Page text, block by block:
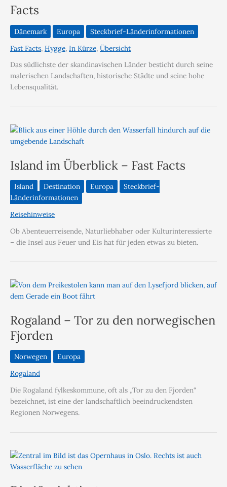
Facts
Dänemark Europa
Steckbrief-Länderinformationen
Fast Facts, Hygge, In Kürze, Übersicht
Das südlichste der skandinavischen Länder besticht durch seine
malerischen Landschaften, historische Städte und seine hohe
Lebensqualität.
Island im Überblick – Fast Facts
Island Destination Europa
Steckbrief-
Länderinformationen
Reisehinweise
Ob Abenteuerreisende, Naturliebhaber oder Kulturinteressierte
– die Insel aus Feuer und Eis hat für jeden etwas zu bieten.
Rogaland – Tor zu den norwegischen
Fjorden
Norwegen
Europa
Rogaland
Die Rogaland fylkeskommune, oft als „Tor zu den Fjorden“
bezeichnet, ist eine der landschaftlich beeindruckendsten
Regionen Norwegens.